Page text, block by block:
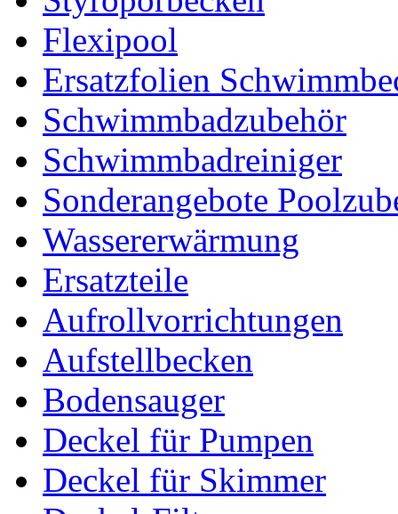
Flexipool
Ersatzfolien
Schwimmbadzubehör
Schwimmbadreiniger
Sonderangebote
Wassererwärmung
Ersatzteile
Aufrollvorrichtungen
Aufstellbecken
Bodensauger
Deckel für Pumpen
Deckel für Skimmer